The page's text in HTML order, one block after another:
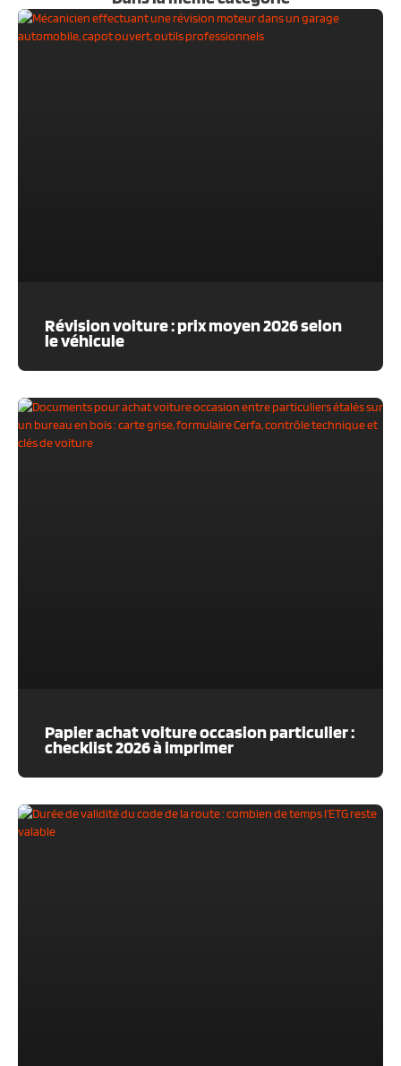
Révision voiture : prix moyen 2026 selon
le véhicule
Papier achat voiture occasion particulier :
checklist 2026 à imprimer